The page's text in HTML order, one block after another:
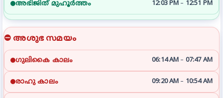
അഭിജിത് മുഹൂര്‍ത്തം 12:03 PM – 12:51 PM
⛔ അശുഭ സമയം
ഗുലികൈ കാലം 06:14 AM – 07:47 AM
രാഹു കാലം 09:20 AM – 10:54 AM